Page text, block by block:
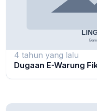
4 tahun yang lalu
Dugaan E-Warung